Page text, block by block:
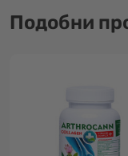
Подобни